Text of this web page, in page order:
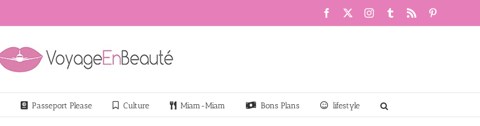
Facebook Instagram
Tumblr
Passeport Please Culture Miam-Miam Bons Plans lifestyle